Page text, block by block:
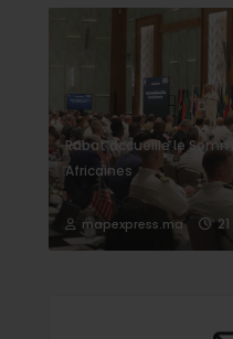
Rabat accueille le
Africaines
mapexpress.ma